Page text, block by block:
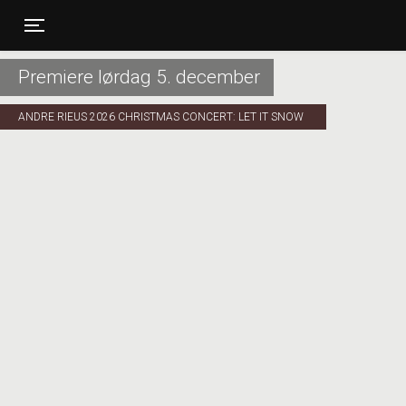
Premiere lørdag 5. december
ANDRE RIEUS 2026 CHRISTMAS CONCERT: LET IT SNOW